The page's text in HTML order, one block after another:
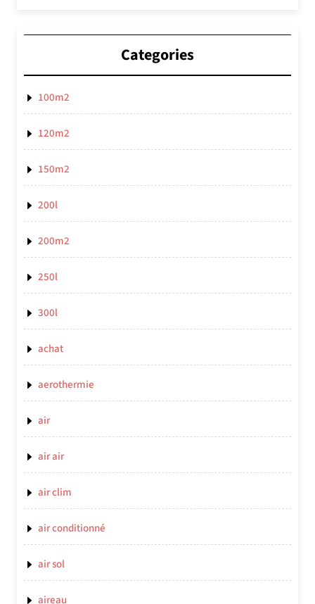
Categories
100m2
120m2
150m2
200l
200m2
250l
300l
achat
aerothermie
air
air air
air clim
air conditionné
air sol
aireau